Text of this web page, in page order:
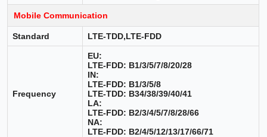
Mobile Communication
Standard LTE-TDD,LTE-FDD
Frequency
EU:
LTE-FDD: B1/3/5/7/8/20/28
IN:
LTE-FDD: B1/3/5/8
LTE-TDD: B34/38/39/40/41
LA:
LTE-FDD: B2/3/4/5/7/8/28/66
NA:
LTE-FDD: B2/4/5/12/13/17/66/71